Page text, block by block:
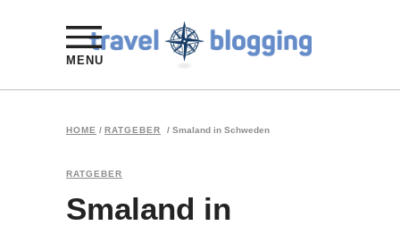
MENU
HOME / RATGEBER / Smaland in Schweden
RATGEBER
Smaland in